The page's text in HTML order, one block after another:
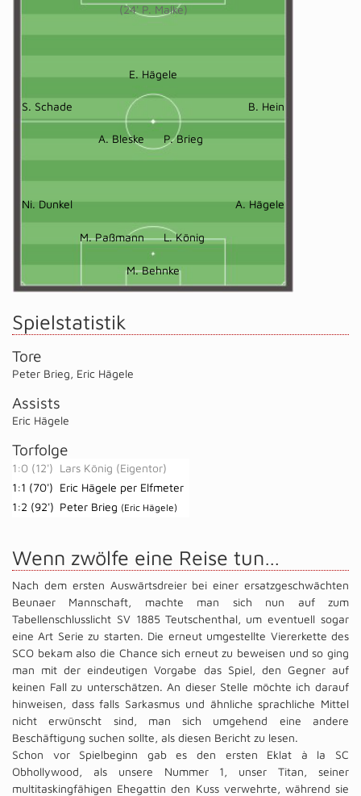
(24' P. Malke)
E. Hägele
S. Schade B. Hein
A. Bleske P. Brieg
Ni. Dunkel A. Hägele
M. Paßmann L. König
M. Behnke
Spielstatistik
Tore
Peter Brieg, Eric Hägele
Assists
Eric Hägele
Torfolge
1:0 (12') Lars König (Eigentor)
1:1 (70') Eric Hägele per Elfmeter
1:2 (92') Peter Brieg (Eric Hägele)
Wenn zwölfe eine Reise tun…
Nach dem ersten Auswärtsdreier bei einer ersatzgeschwächten
Beunaer Mannschaft, machte man sich nun auf zum
Tabellenschlusslicht SV 1885 Teutschenthal, um eventuell sogar
eine Art Serie zu starten. Die erneut umgestellte Viererkette des
SCO bekam also die Chance sich erneut zu beweisen und so ging
man mit der eindeutigen Vorgabe das Spiel, den Gegner auf
keinen Fall zu unterschätzen. An dieser Stelle möchte ich darauf
hinweisen, dass falls Sarkasmus und ähnliche sprachliche Mittel
nicht erwünscht sind, man sich umgehend eine andere
Beschäftigung suchen sollte, als diesen Bericht zu lesen.
Schon vor Spielbeginn gab es den ersten Eklat à la SC
Obhollywood, als unsere Nummer 1, unser Titan, seiner
multitaskingfähigen Ehegattin den Kuss verwehrte, während sie